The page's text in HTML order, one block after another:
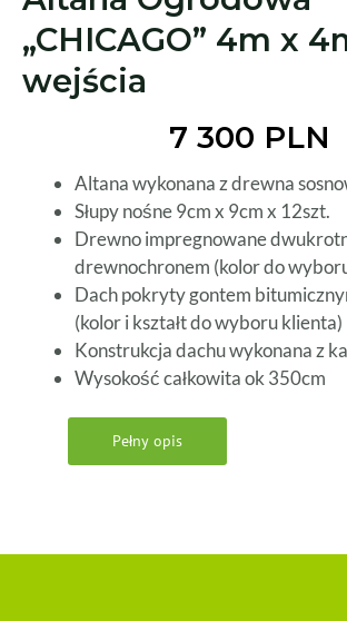
„CHICAGO” 4m x
wejścia
7 300 PLN
Altana wykonana z drewna
Słupy nośne 9cm x 9cm x 12szt.
Drewno impregnowane
drewnochronem (kolor do
Dach pokryty gontem
(kolor i kształt do wyboru klienta)
Konstrukcja dachu wykonana z
Wysokość całkowita ok 350cm
Pełny opis